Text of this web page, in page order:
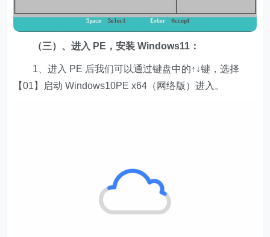
（三）、进入 PE，安装 Windows11：
1、进入 PE 后我们可以通过键盘中的↑↓键，选择
【01】启动 Windows10PE x64（网络版）进入。